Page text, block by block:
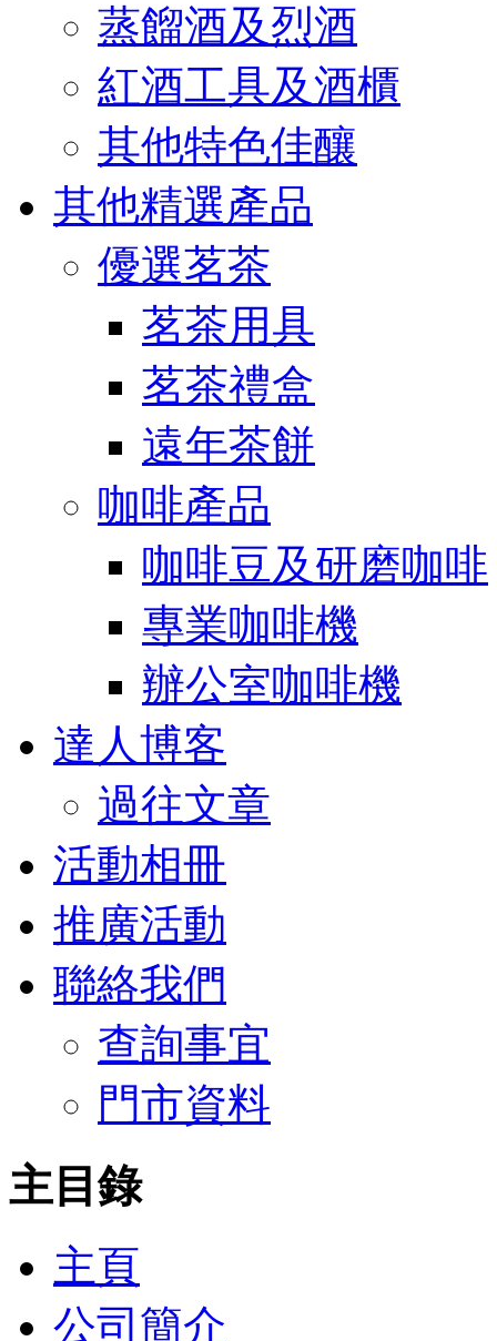
蒸餾酒及烈酒
紅酒工具及酒櫃
其他特色佳釀
其他精選產品
優選茗茶
茗茶用具
茗茶禮盒
遠年茶餅
咖啡產品
咖啡豆及研磨咖啡
專業咖啡機
辦公室咖啡機
達人博客
過往文章
活動相冊
推廣活動
聯絡我們
查詢事宜
門市資料
主目錄
主頁
公司簡介